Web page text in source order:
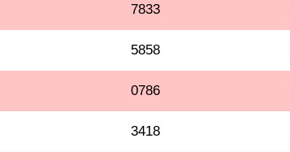
7833
5858
0786
3418